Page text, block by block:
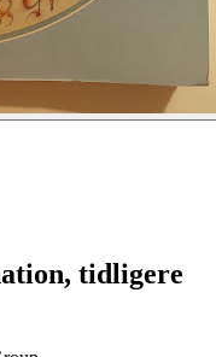
tidligere